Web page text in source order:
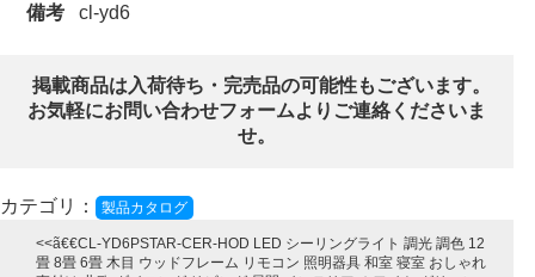
備考 cl-yd6
掲載商品は入荷待ち・完売品の可能性もございます。
お気軽にお問い合わせフォームよりご連絡くださいま
せ。
カテゴリ： 製品カタログ
CL-YD6PSTAR-CER-HOD LED シーリングライト 調光 調色 12
畳 8畳 6畳 木目 ウッドフレーム リモコン 照明器具 和室 寝室 おしゃれ